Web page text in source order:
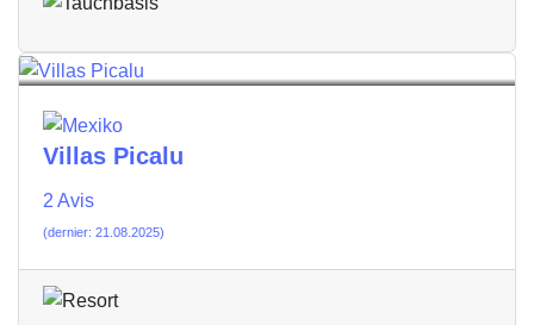
Villas Picalu
2 Avis
(dernier: 21.08.2025)